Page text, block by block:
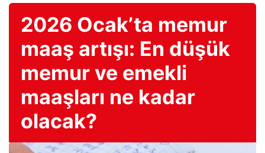
2026 Ocak’ta memur
maaş artışı: En düşük
memur ve emekli
maaşları ne kadar
olacak?